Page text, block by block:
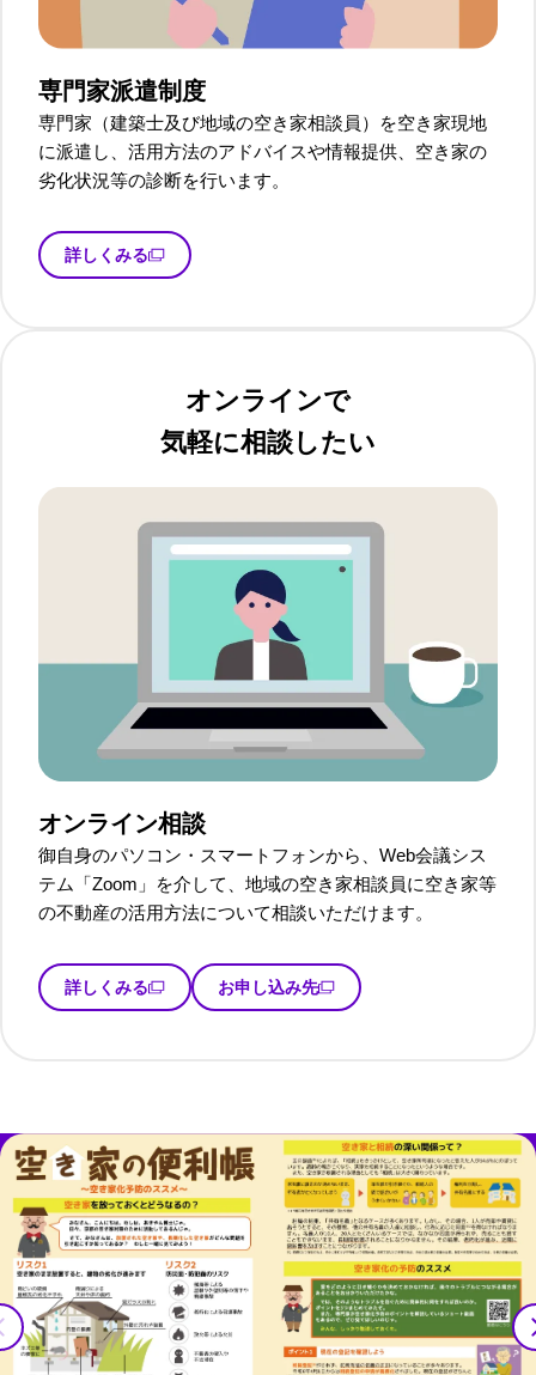
専門家派遣制度
専門家（建築士及び地域の空き家相談員）を空き家現地
に派遣し、活用方法のアドバイスや情報提供、空き家の
劣化状況等の診断を行います。
詳しくみる
オンラインで
気軽に相談したい
オンライン相談
御自身のパソコン・スマートフォンから、Web会議シス
テム「Zoom」を介して、地域の空き家相談員に空き家等
の不動産の活用方法について相談いただけます。
詳しくみる お申し込み先